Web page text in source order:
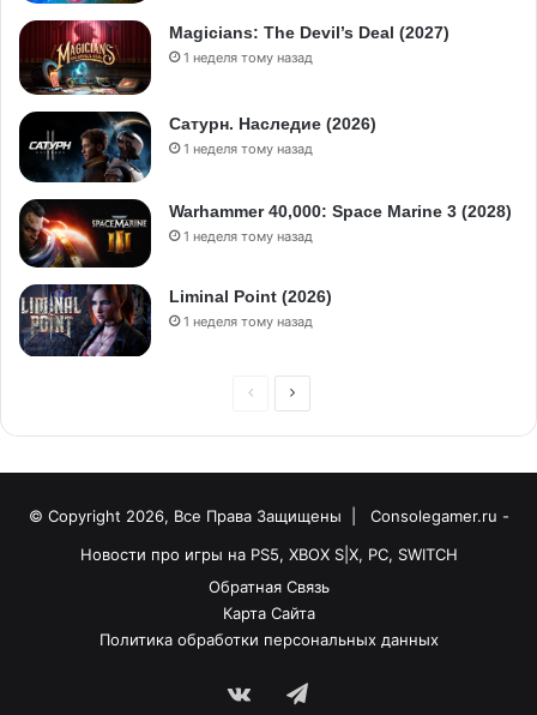
Magicians: The Devil’s Deal (2027)
1 неделя тому назад
Сатурн. Наследие (2026)
1 неделя тому назад
Warhammer 40,000: Space Marine 3 (2028)
1 неделя тому назад
Liminal Point (2026)
1 неделя тому назад
© Copyright 2026, Все Права Защищены |
Consolegamer.ru -
Новости про игры на PS5, XBOX S|X, PC, SWITCH
Обратная Связь
Карта Сайта
Политика обработки персональных данных